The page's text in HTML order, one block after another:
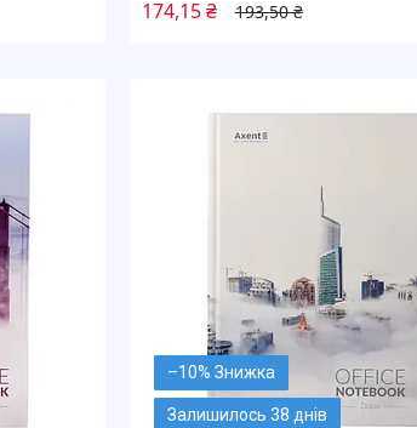
193,50 ₴
174,15 ₴
–10%
Залишилось 38 днів